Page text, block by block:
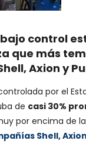
control
que más
Axion y
por el
de casi 30%
por encima de
Shell,